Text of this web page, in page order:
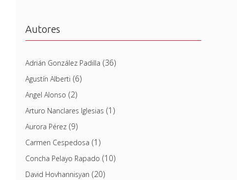
Autores
Adrián González Padilla (36)
Agustín Alberti (6)
Angel Alonso (2)
Arturo Nanclares Iglesias (1)
Aurora Pérez(9)
Carmen Cespedosa (1)
Concha Pelayo Rapado (10)
David Hovhannisyan (20)